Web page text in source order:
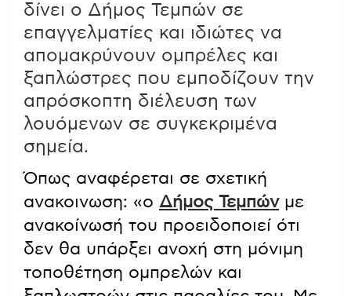
δίνει ο Δήμος Τεμπών σε
επαγγελματίες και ιδιώτες να
απομακρύνουν ομπρέλες και
ξαπλώστρες που εμποδίζουν την
απρόσκοπτη διέλευση των
λουόμενων σε συγκεκριμένα
σημεία.
Όπως αναφέρεται σε σχετική
ανακοινωση: «ο Δήμος Τεμπώνμε
ανακοίνωσή του προειδοποιεί ότι
δεν θα υπάρξει ανοχή στη μόνιμη
τοποθέτηση ομπρελών και